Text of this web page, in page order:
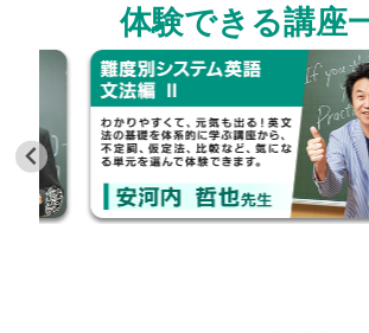
体験できる講座